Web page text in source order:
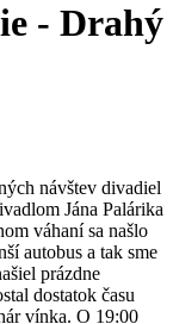
- Drahý
návštev divadiel
Jána Palárika
váhaní sa našlo
autobus a tak sme
prázdne
dostatok času
vínka. O 19:00